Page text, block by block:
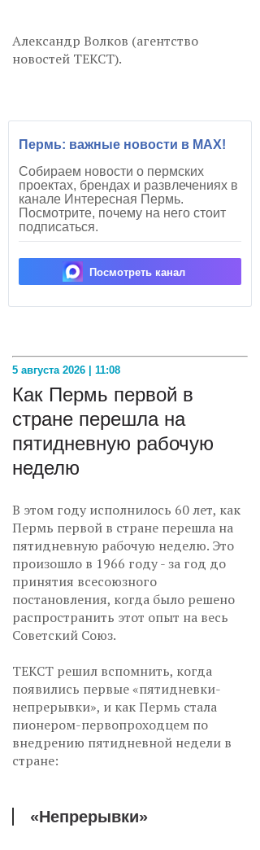
Александр Волков (агентство
новостей ТЕКСТ).
Пермь: важные новости в MAX!
Собираем новости о пермских
проектах, брендах и развлечениях в
канале Интересная Пермь.
Посмотрите, почему на него стоит
подписаться.
Посмотреть канал
5 августа 2026 | 11:08
Как Пермь первой в
стране перешла на
пятидневную рабочую
неделю
В этом году исполнилось 60 лет, как
Пермь первой в стране перешла на
пятидневную рабочую неделю. Это
произошло в 1966 году - за год до
принятия всесоюзного
постановления, когда было решено
распространить этот опыт на весь
Советский Союз.
ТЕКСТ решил вспомнить, когда
появились первые «пятидневки-
непрерывки», и как Пермь стала
пионером-первопроходцем по
внедрению пятидневной недели в
стране:
«Непрерывки»